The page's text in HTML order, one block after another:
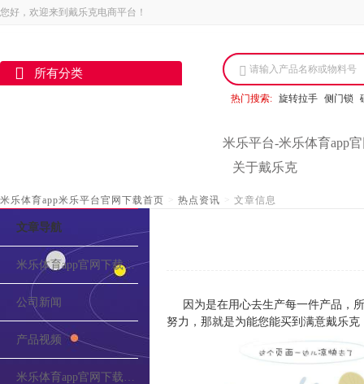
您好，欢迎来到戴乐克电商平台！
所有分类 请输入产品名称或物料号
热门搜索: 旋转拉手 侧门锁
米乐平台-米乐体育app
关于戴乐克
米乐体育app米乐平台官网下载首页 > 热点资讯 > 文章信息
文章导航
米乐体育app官网下载的介绍
公司新闻
产品视频
米乐体育app官网下载的公告
因为是在用心去生产每一件产品，
努力，那就是为能您能买到满意戴乐